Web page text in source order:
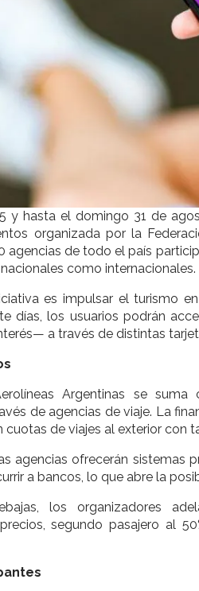
y hasta el domingo 31 de
organizada por la
agencias de todo el país
como internacionales.
es impulsar el turismo
días, los usuarios podrán
a través de distintas
Argentinas se
de agencias de viaje. La
cuotas de viajes al exterior con
agencias ofrecerán sistemas
a bancos, lo que abre la
los organizadores
segundo pasajero al